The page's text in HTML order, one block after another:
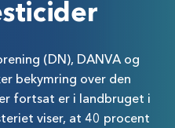
(DN), DANVA og
bekymring over den
fortsat er i landbruget i
viser, at 40 procent